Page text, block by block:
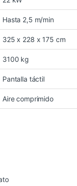
Hasta 2,5 m/min
325 x 228 x 175 cm
3100 kg
Pantalla táctil
Aire comprimido